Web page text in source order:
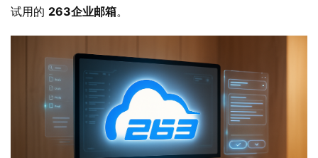
试用的 263企业邮箱。